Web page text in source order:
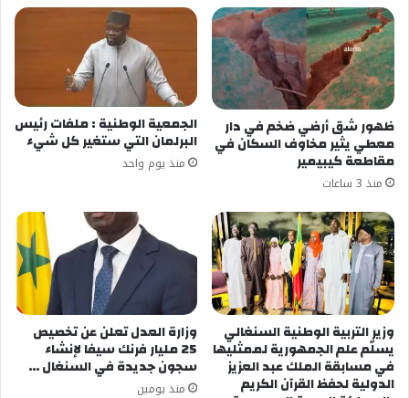
ظهور شق أرضي ضخم في دار
معطي يثير مخاوف السكان في
مقاطعة كيبيمير
منذ 3 ساعات
الجمعية الوطنية : ملفات رئيس
البرلمان التي ستغير كل شيء
منذ يوم واحد
وزير التربية الوطنية السنغالي
يسلّم علم الجمهورية لممثليها
في مسابقة الملك عبد العزيز
الدولية لحفظ القرآن الكريم
وزارة العدل تعلن عن تخصيص
25 مليار فرنك سيفا لإنشاء
سجون جديدة في السنغال …
منذ يومين